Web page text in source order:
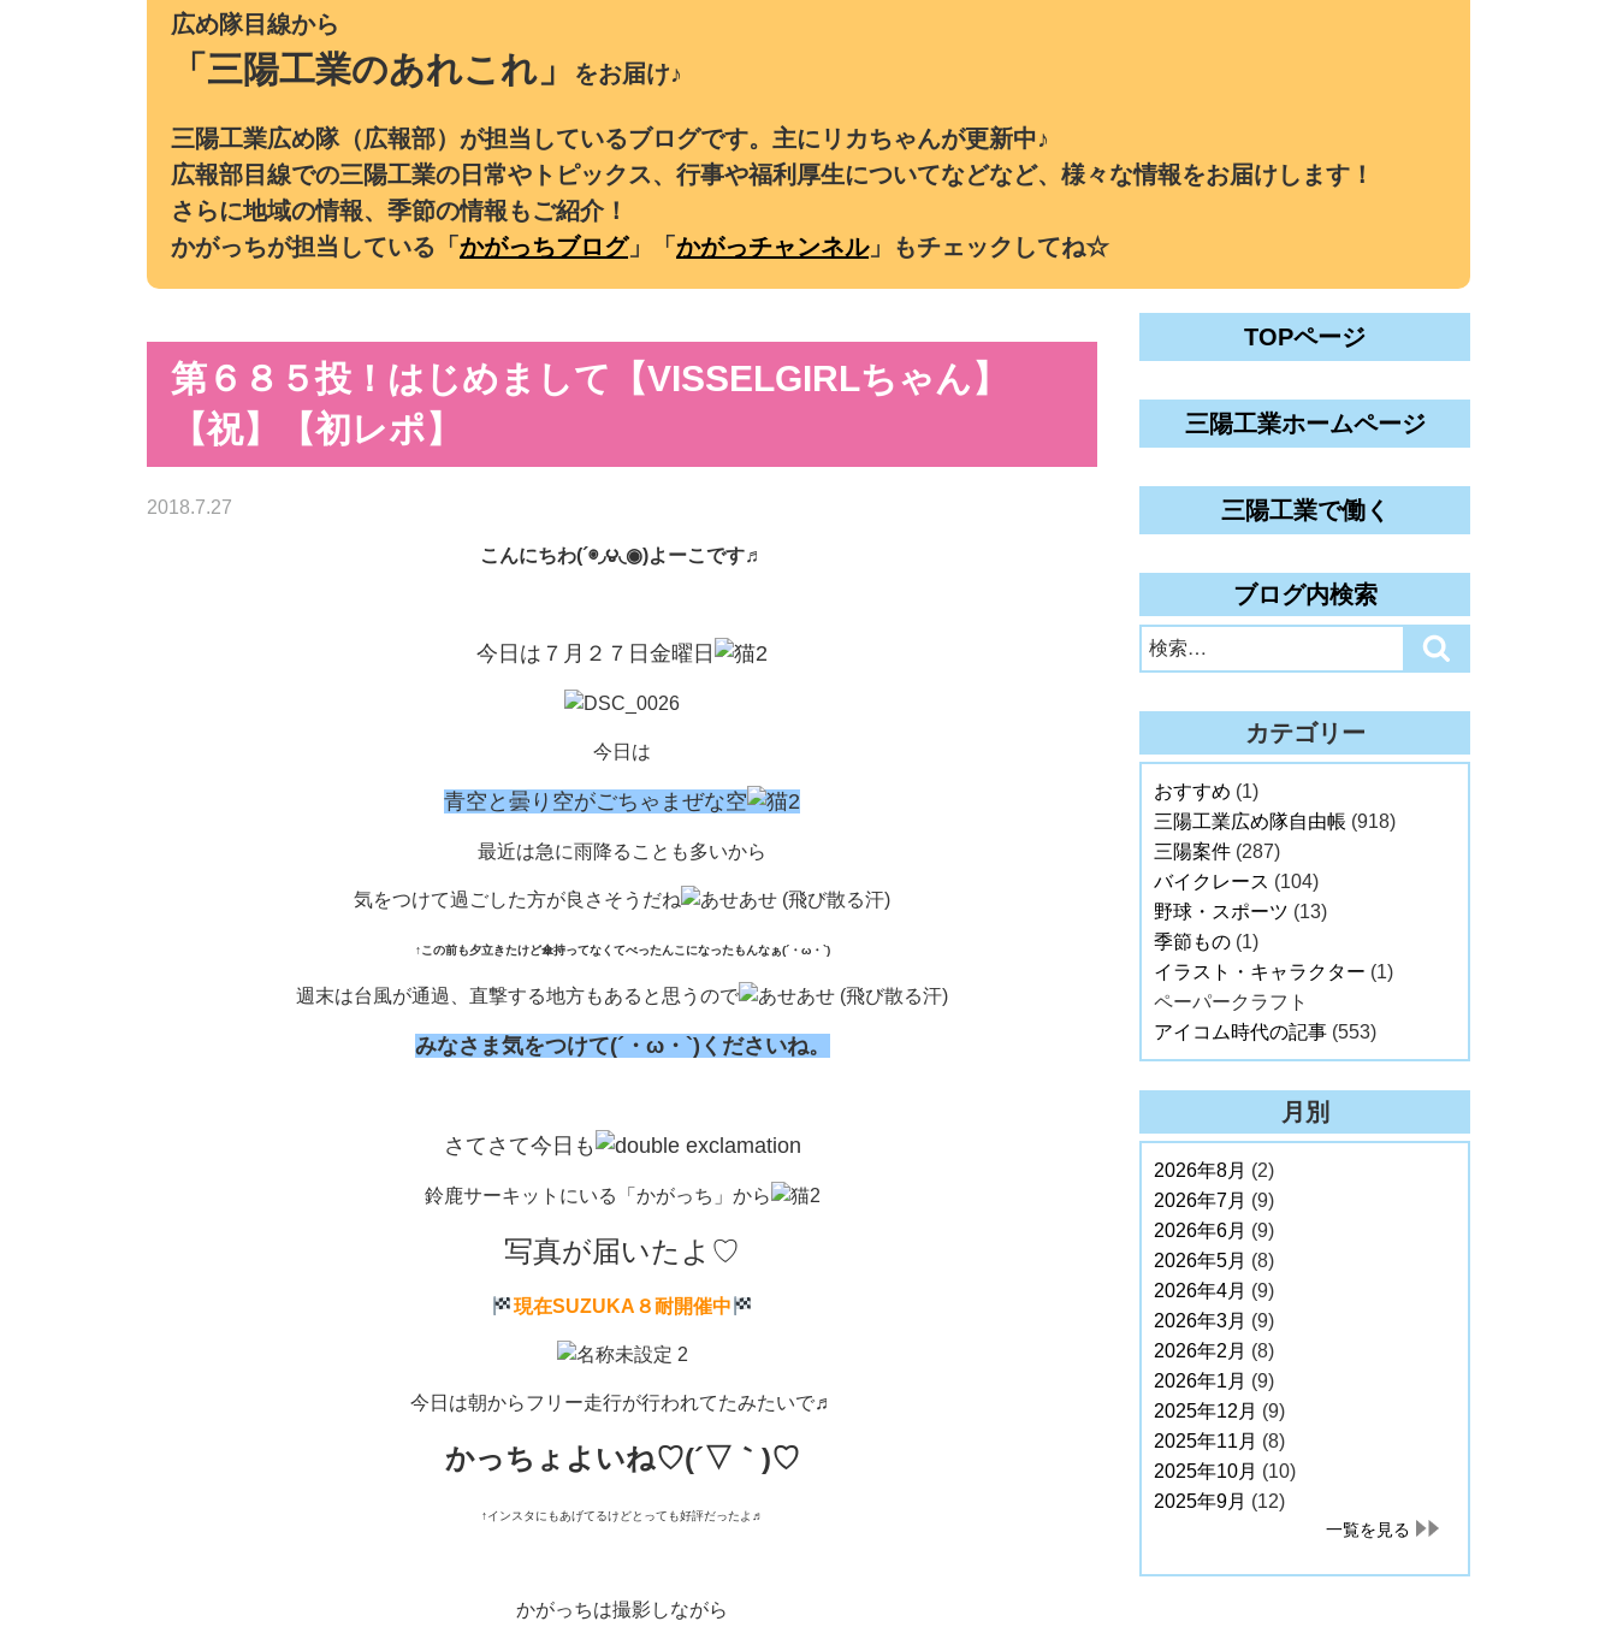
広め隊目線から
「三陽工業のあれこれ」 をお届け♪
三陽工業広め隊（広報部）が担当しているブログです。主にリカちゃんが更新中♪
広報部目線での三陽工業の日常やトピックス、行事や福利厚生についてなどなど、様々な情報をお届けします！
さらに地域の情報、季節の情報もご紹介！
かがっちが担当している「 かがっちブログ」「 かがっチャンネル」もチェックしてね☆
第６８５投！はじめまして【VISSELGIRLちゃん】
【祝】【初レポ】
2018.7.27
こんにちわ(´◉◞౪◟◉)よーこです♬
今日は７月２７日金曜日
今日は
青空と曇り空がごちゃまぜな空
最近は急に雨降ることも多いから
気をつけて過ごした方が良さそうだね
↑この前も夕立きたけど傘持ってなくてべったんこになったもんなぁ(´・ω・`)
週末は台風が通過、直撃する地方もあると思うので
みなさま気をつけて(´・ω・`)くださいね。
さてさて今日も
鈴鹿サーキットにいる「かがっち」から
写真が届いたよ♡
現在SUZUKA８耐開催中
今日は朝からフリー走行が行われてたみたいで♬
かっちょよいね♡(´▽｀)♡
↑インスタにもあげてるけどとっても好評だったよ♬
かがっちは撮影しながら
TOPページ
三陽工業ホームページ
三陽工業で働く
ブログ内検索
検
索:
索
カテゴリー
おすすめ (1)
三陽工業広め隊自由帳 (918)
三陽案件 (287)
バイクレース (104)
野球・スポーツ (13)
季節もの (1)
イラスト・キャラクター (1)
ペーパークラフト
アイコム時代の記事 (553)
月別
2026年8月 (2)
2026年7月 (9)
2026年6月 (9)
2026年5月 (8)
2026年4月 (9)
2026年3月 (9)
2026年2月 (8)
2026年1月 (9)
2025年12月 (9)
2025年11月 (8)
2025年10月 (10)
2025年9月 (12)
一覧を見る